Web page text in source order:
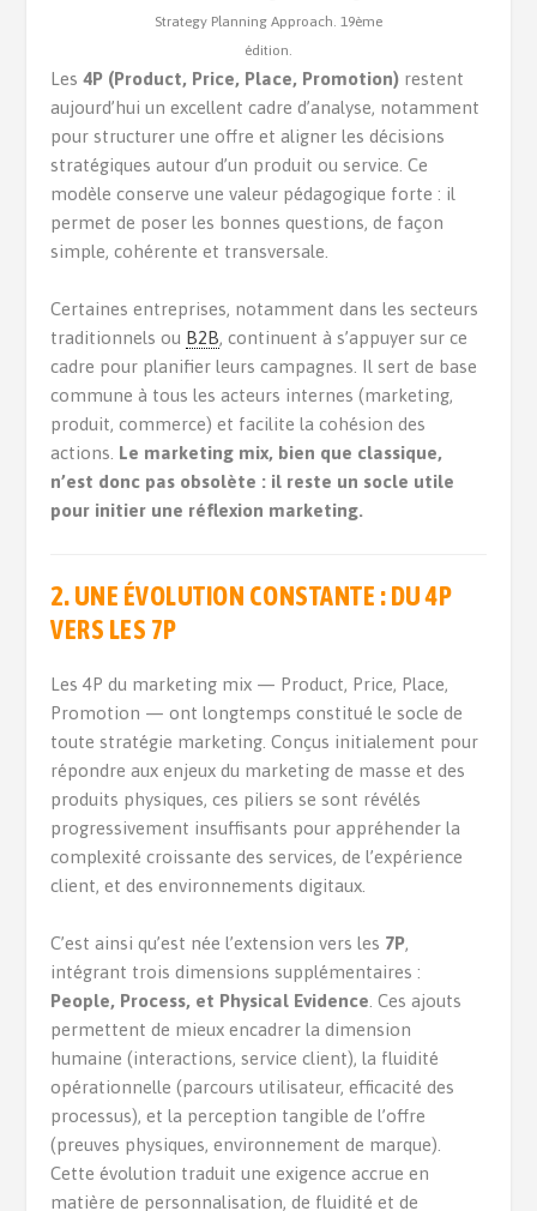
Strategy Planning Approach. 19ème
édition.
Les4P (Product, Price, Place, Promotion) restent
aujourd’hui un excellent cadre d’analyse, notamment
pour structurer une offre et aligner les décisions
stratégiques autour d’un produit ou service. Ce
modèle conserve une valeur pédagogique forte : il
permet de poser les bonnes questions, de façon
simple, cohérente et transversale.
Certaines entreprises, notamment dans les secteurs
traditionnels ou B2B, continuent à s’appuyer sur ce
cadre pour planifier leurs campagnes. Il sert de base
commune à tous les acteurs internes (marketing,
produit, commerce) et facilite la cohésion des
actions. Le marketing mix, bien que classique,
n’est donc pas obsolète : il reste un socle utile
pour initier une réflexion marketing.
2. UNE ÉVOLUTION CONSTANTE : DU 4P
VERS LES 7P
Les 4P du marketing mix — Product, Price, Place,
Promotion — ont longtemps constitué le socle de
toute stratégie marketing. Conçus initialement pour
répondre aux enjeux du marketing de masse et des
produits physiques, ces piliers se sont révélés
progressivement insuffisants pour appréhender la
complexité croissante des services, de l’expérience
client, et des environnements digitaux.
C’est ainsi qu’est née l’extension vers les 7P,
intégrant trois dimensions supplémentaires :
People, Process, et Physical Evidence . Ces ajouts
permettent de mieux encadrer la dimension
humaine (interactions, service client), la fluidité
opérationnelle (parcours utilisateur, efficacité des
processus), et la perception tangible de l’offre
(preuves physiques, environnement de marque).
Cette évolution traduit une exigence accrue en
matière de personnalisation, de fluidité et de